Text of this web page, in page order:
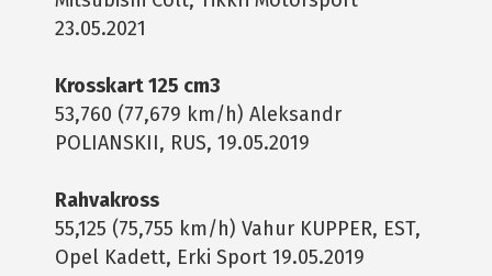
23.05.2021
Krosskart 125 cm3
53,760 (77,679 km/h) Aleksandr
POLIANSKII, RUS, 19.05.2019
Rahvakross
55,125 (75,755 km/h) Vahur KUPPER, EST,
Opel Kadett, Erki Sport 19.05.2019